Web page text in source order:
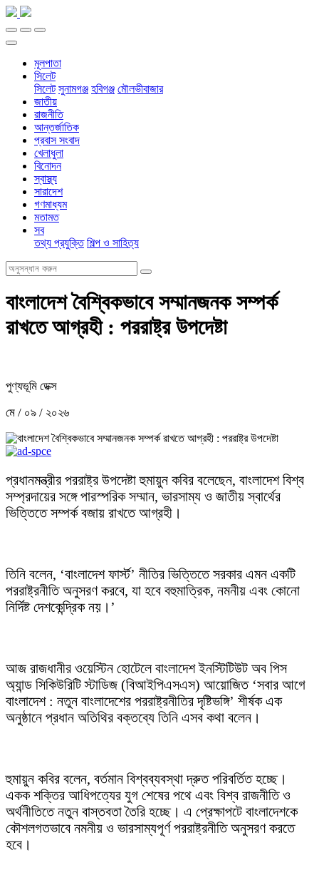
মূলপাতা
সিলেট
সিলেট সুনামগঞ্জ হবিগঞ্জ মৌলভীবাজার
জাতীয়
রাজনীতি
আন্তর্জাতিক
প্রবাস সংবাদ
খেলাধুলা
বিনোদন
স্বাস্থ্য
সারাদেশ
গণমাধ্যম
মতামত
সব
তথ্য প্রযুক্তি শিল্প ও সাহিত্য
বাংলাদেশ বৈশ্বিকভাবে সম্মানজনক সম্পর্ক
রাখতে আগ্রহী : পররাষ্ট্র উপদেষ্টা
পুণ্যভূমি ডেক্স
মে / ০৯ / ২০২৬
প্রধানমন্ত্রীর পররাষ্ট্র উপদেষ্টা হুমায়ুন কবির বলেছেন, বাংলাদেশ বিশ্ব
সম্প্রদায়ের সঙ্গে পারস্পরিক সম্মান, ভারসাম্য ও জাতীয় স্বার্থের
ভিত্তিতে সম্পর্ক বজায় রাখতে আগ্রহী।
তিনি বলেন, ‘বাংলাদেশ ফার্স্ট’ নীতির ভিত্তিতে সরকার এমন একটি
পররাষ্ট্রনীতি অনুসরণ করবে, যা হবে বহুমাত্রিক, নমনীয় এবং কোনো
নির্দিষ্ট দেশকেন্দ্রিক নয়।’
আজ রাজধানীর ওয়েস্টিন হোটেলে বাংলাদেশ ইনস্টিটিউট অব পিস
অ্যান্ড সিকিউরিটি স্টাডিজ (বিআইপিএসএস) আয়োজিত ‘সবার আগে
বাংলাদেশ : নতুন বাংলাদেশের পররাষ্ট্রনীতির দৃষ্টিভঙ্গি’ শীর্ষক এক
অনুষ্ঠানে প্রধান অতিথির বক্তব্যে তিনি এসব কথা বলেন।
হুমায়ুন কবির বলেন, বর্তমান বিশ্বব্যবস্থা দ্রুত পরিবর্তিত হচ্ছে।
একক শক্তির আধিপত্যের যুগ শেষের পথে এবং বিশ্ব রাজনীতি ও
অর্থনীতিতে নতুন বাস্তবতা তৈরি হচ্ছে। এ প্রেক্ষাপটে বাংলাদেশকে
কৌশলগতভাবে নমনীয় ও ভারসাম্যপূর্ণ পররাষ্ট্রনীতি অনুসরণ করতে
হবে।